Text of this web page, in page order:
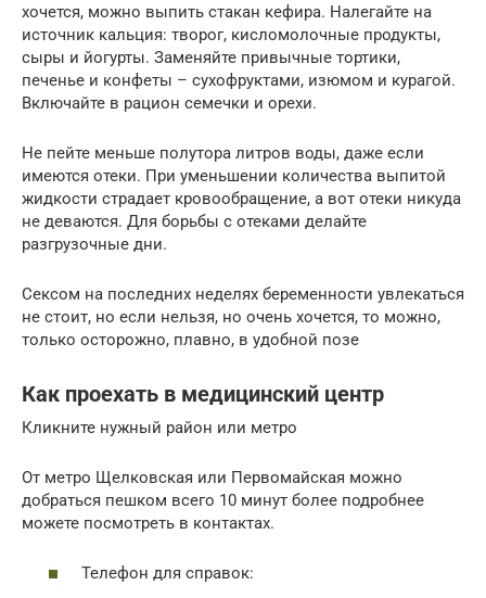
хочется, можно выпить стакан кефира. Налегайте на
источник кальция: творог, кисломолочные продукты,
сыры и йогурты. Заменяйте привычные тортики,
печенье и конфеты – сухофруктами, изюмом и курагой.
Включайте в рацион семечки и орехи.
Не пейте меньше полутора литров воды, даже если
имеются отеки. При уменьшении количества выпитой
жидкости страдает кровообращение, а вот отеки никуда
не деваются. Для борьбы с отеками делайте
разгрузочные дни.
Сексом на последних неделях беременности увлекаться
не стоит, но если нельзя, но очень хочется, то можно,
только осторожно, плавно, в удобной позе
Как проехать в медицинский центр
Кликните нужный район или метро
От метро Щелковская или Первомайская можно
добраться пешком всего 10 минут более подробнее
можете посмотреть в контактах.
Телефон для справок: